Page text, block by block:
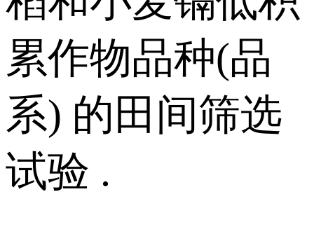
累作物品种(品
系) 的田间筛选
试验 .